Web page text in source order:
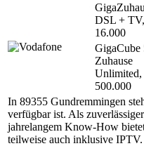
DSL +
16.000
GigaCube
Zuhause
500.000
In 89355 Gundremmingen
verfügbar ist. Als
jahrelangem Know-How
teilweise auch inklusive IPTV.